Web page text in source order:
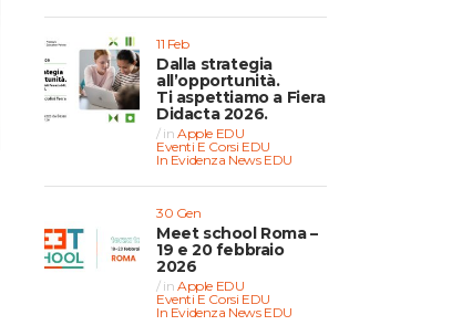
11 Feb
Dalla strategia
all’opportunità.
Ti aspettiamo a Fiera
Didacta 2026.
inApple EDU
Eventi E Corsi EDU
In Evidenza News EDU
30 Gen
Meet school Roma –
19 e 20 febbraio
2026
inApple EDU
Eventi E Corsi EDU
In Evidenza News EDU